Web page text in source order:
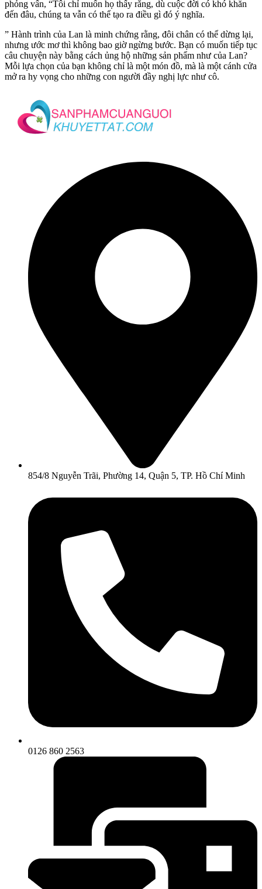
phỏng vấn, “Tôi chỉ muốn họ thấy rằng, dù cuộc đời có khó khăn
đến đâu, chúng ta vẫn có thể tạo ra điều gì đó ý nghĩa.
” Hành trình của Lan là minh chứng rằng, đôi chân có thể dừng lại,
nhưng ước mơ thì không bao giờ ngừng bước. Bạn có muốn tiếp tục
câu chuyện này bằng cách ủng hộ những sản phẩm như của Lan?
Mỗi lựa chọn của bạn không chỉ là một món đồ, mà là một cánh cửa
mở ra hy vọng cho những con người đầy nghị lực như cô.
854/8 Nguyễn Trãi, Phường 14, Quận 5, TP. Hồ Chí Minh
0126 860 2563